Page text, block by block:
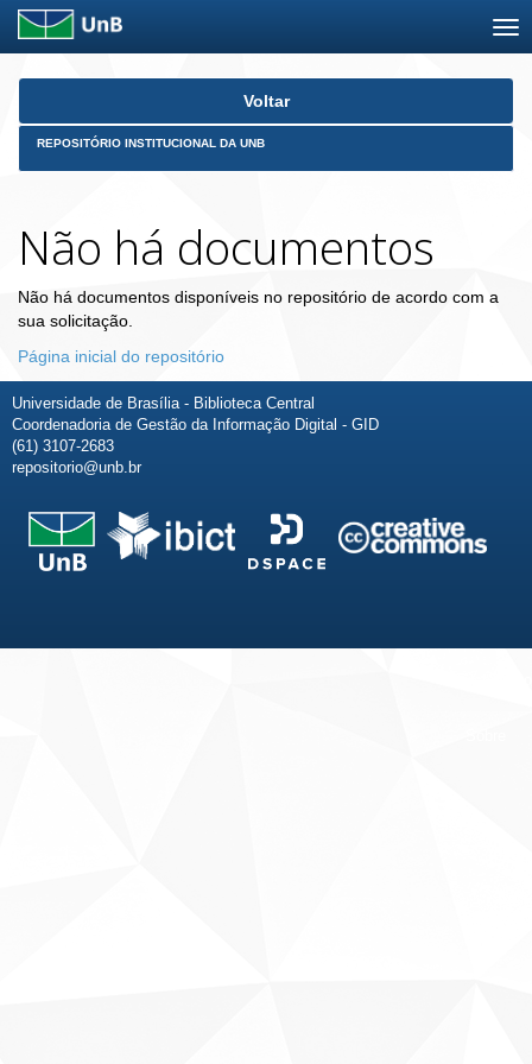
Skip
Voltar
REPOSITÓRIO INSTITUCIONAL DA UNB
Não há documentos
Não há documentos disponíveis no repositório de acordo com a
sua solicitação.
Página inicial do repositório
Universidade de Brasília - Biblioteca Central
Coordenadoria de Gestão da Informação Digital - GID
(61) 3107-2683
repositorio@unb.br